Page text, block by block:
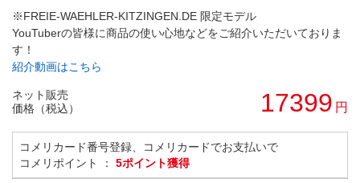
※FREIE-WAEHLER-KITZINGEN.DE 限定モデル
YouTuberの皆様に商品の使い心地などをご紹介いただいておりま
す！
紹介動画はこちら
ネット販売
価格（税込）
17399 円
コメリカード番号登録、コメリカードでお支払いで
コメリポイント ： 5ポイント獲得